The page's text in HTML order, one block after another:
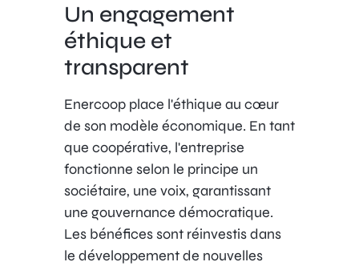
Un engagement
éthique et
transparent
Enercoop place l'éthique au cœur
de son modèle économique. En tant
que coopérative, l'entreprise
fonctionne selon le principe un
sociétaire, une voix, garantissant
une gouvernance démocratique.
Les bénéfices sont réinvestis dans
le développement de nouvelles